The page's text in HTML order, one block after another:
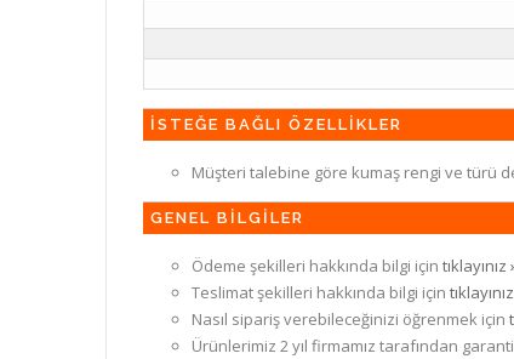
İSTEĞE BAĞLI ÖZELLİKLER
Müşteri talebine göre kumaş rengi ve türü
GENEL BİLGİLER
Ödeme şekilleri hakkında bilgi için tıklayınız
Teslimat şekilleri hakkında bilgi için
Nasıl sipariş verebileceğinizi öğrenmek için
Ürünlerimiz 2 yıl firmamız tarafından